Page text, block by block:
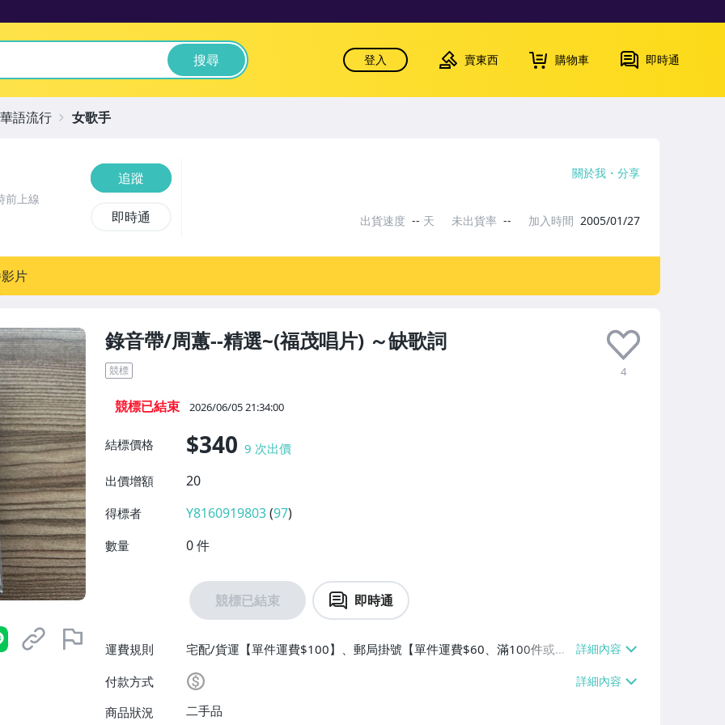
搜尋 登入 賣東西 購物車 即時通
錄音帶/周蕙--精選~(福茂唱片) ～缺歌詞
4
競標
競標已結束 2026/06/05 21:34:00
結標價格 $340 9 次出價
出價增額
20
得標者 Y8160919803 (97)
數量 0件
競標已結束 即時通
運費規則
宅配/貨運【單件運費$100】、郵局掛號【單件運費$60、滿100件或消
費滿$25000免運費】
付款方式
商品狀況
二手品
前上線
追蹤
即時通
關於我 分享
出貨速度 -- 天 未出貨率 -- 加入時間 2005/01/27
片
華語流行 女歌手